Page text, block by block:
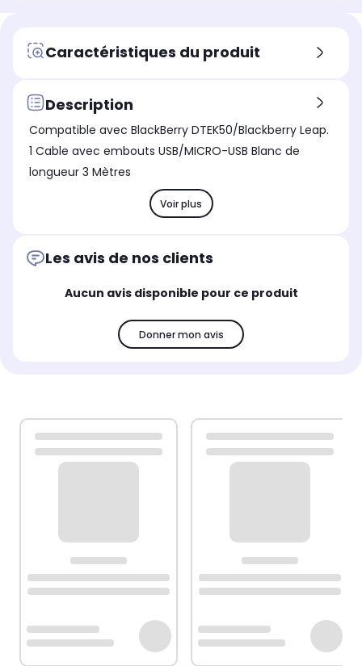
Caractéristiques du produit
Description
Compatible avec BlackBerry DTEK50/Blackberry Leap.
1 Cable avec embouts USB/MICRO-USB Blanc de
longueur 3 Mètres
Voir plus
Les avis de nos clients
Aucun avis disponible pour ce produit
Donner mon avis